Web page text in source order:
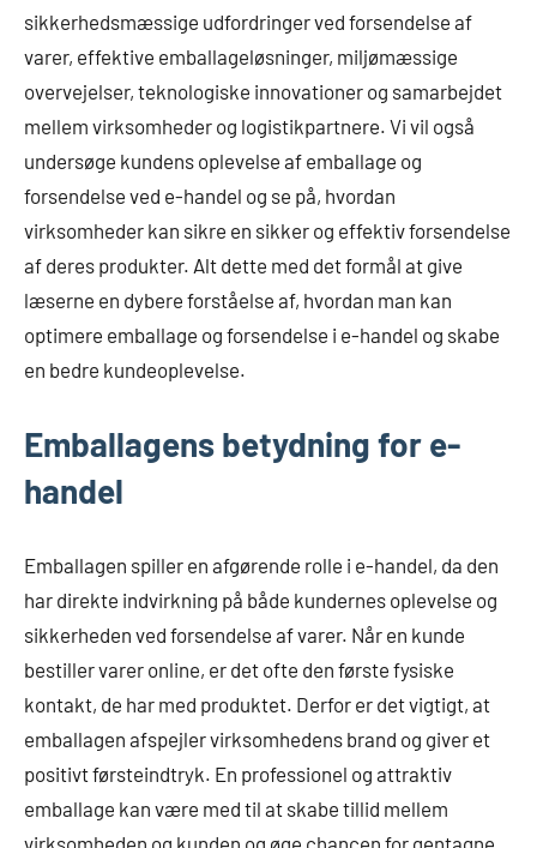
sikkerhedsmæssige udfordringer ved forsendelse af
varer, effektive emballageløsninger, miljømæssige
overvejelser, teknologiske innovationer og samarbejdet
mellem virksomheder og logistikpartnere. Vi vil også
undersøge kundens oplevelse af emballage og
forsendelse ved e-handel og se på, hvordan
virksomheder kan sikre en sikker og effektiv forsendelse
af deres produkter. Alt dette med det formål at give
læserne en dybere forståelse af, hvordan man kan
optimere emballage og forsendelse i e-handel og skabe
en bedre kundeoplevelse.
Emballagens betydning for e-
handel
Emballagen spiller en afgørende rolle i e-handel, da den
har direkte indvirkning på både kundernes oplevelse og
sikkerheden ved forsendelse af varer. Når en kunde
bestiller varer online, er det ofte den første fysiske
kontakt, de har med produktet. Derfor er det vigtigt, at
emballagen afspejler virksomhedens brand og giver et
positivt førsteindtryk. En professionel og attraktiv
emballage kan være med til at skabe tillid mellem
virksomheden og kunden og øge chancen for gentagne